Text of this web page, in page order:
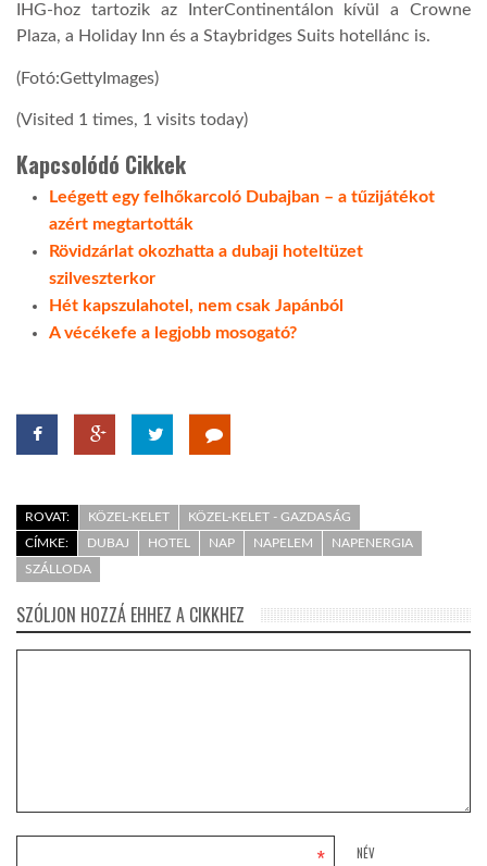
IHG-hoz tartozik az InterContinentálon kívül a Crowne
Plaza, a Holiday Inn és a Staybridges Suits hotellánc is.
(Fotó:GettyImages)
(Visited 1 times, 1 visits today)
Kapcsolódó Cikkek
Leégett egy felhőkarcoló Dubajban – a tűzijátékot
azért megtartották
Rövidzárlat okozhatta a dubaji hoteltüzet
szilveszterkor
Hét kapszulahotel, nem csak Japánból
A vécékefe a legjobb mosogató?
ROVAT: KÖZEL-KELET
KÖZEL-KELET - GAZDASÁG
CÍMKE:
DUBAJ HOTEL NAP NAPELEM
NAPENERGIA
SZÁLLODA
SZÓLJON HOZZÁ EHHEZ A CIKKHEZ
NÉV
*